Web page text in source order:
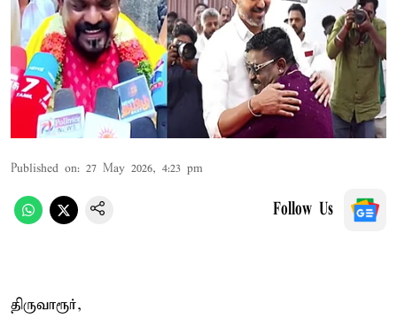
Published on: 27 May 2026, 4:23 pm
Follow Us
திருவாரூர்,